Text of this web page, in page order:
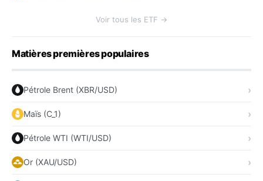
Voir tous les ETF →
Matières premières populaires
Pétrole Brent (XBR/USD)
Maïs (C_1)
Pétrole WTI (WTI/USD)
Or (XAU/USD)